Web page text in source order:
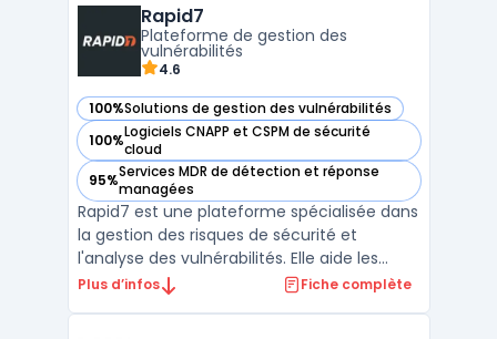
Rapid7
Plateforme de gestion des
vulnérabilités
4.6
100%Solutions de gestion des vulnérabilités
— voir Rapid7 dans cette catégorie
100%Logiciels CNAPP et CSPM de sécurité
cloud
— voir Rapid7 dans cette catégorie
95%Services MDR de détection et réponse
managées
— voir Rapid7 dans cette catégorie
Rapid7 est une plateforme spécialisée dans
la gestion des risques de sécurité et
l'analyse des vulnérabilités. Elle aide les
entreprises à identifier, évaluer et corriger
Plus d’infos Fiche complète